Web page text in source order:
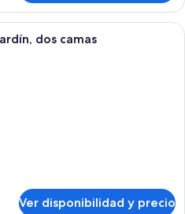
Una sala moderna con un sofá, una
dos camas
Ver disponibilidad y precio